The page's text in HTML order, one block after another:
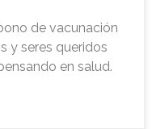
de vacunación
y seres queridos
en salud.